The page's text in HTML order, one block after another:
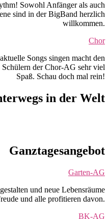
Sowohl Anfänger als auch
sind in der BigBand herzlich
willkommen.
Chor
Songs singen macht den
Schülern der Chor-AG sehr viel
Spaß. Schau doch mal rein!
in der Welt
Ganztagesangebot
Garten-AG
und neue Lebensräume
und alle profitieren davon.
BK-AG